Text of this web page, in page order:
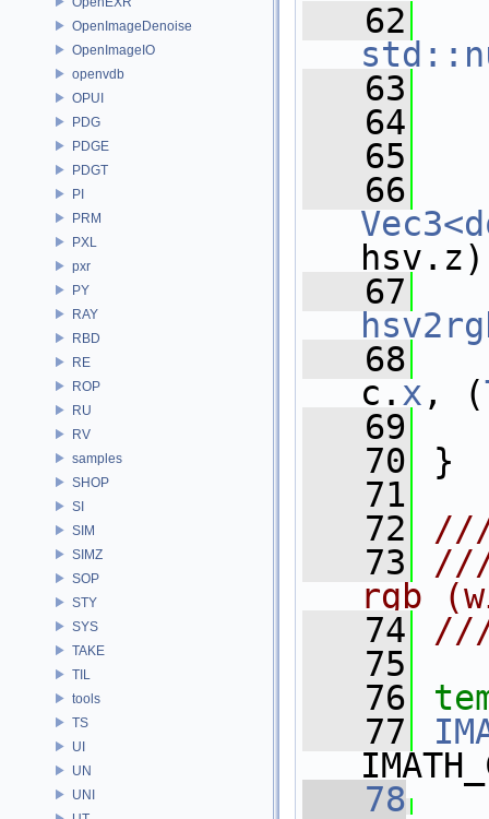
OpenImageDenoise
OpenImageIO
openvdb
OPUI
PDG
PDGE
PDGT
PI
PRM
PXL
pxr
PY
RAY
RBD
RE
ROP
RU
RV
samples
SHOP
SI
SIM
SIMZ
SOP
STY
SYS
TAKE
TIL
tools
TS
UI
UN
UNI
   62
   63
   64
   65
   66
   67
   68
c. x , (
   69
   70
}
   71
   72
   73
///
rgb
   74
   75
   76
   77
   78